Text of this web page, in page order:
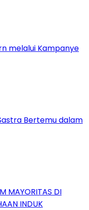
melalui Kampanye
Bertemu dalam
MAYORITAS DI
INDUK